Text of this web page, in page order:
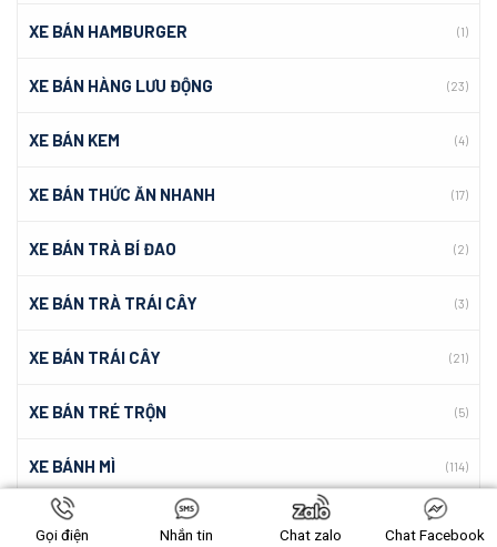
XE BÁN HAMBURGER (1)
XE BÁN HÀNG LƯU ĐỘNG (23)
XE BÁN KEM (4)
XE BÁN THỨC ĂN NHANH (17)
XE BÁN TRÀ BÍ ĐAO (2)
XE BÁN TRÀ TRÁI CÂY (3)
XE BÁN TRÁI CÂY (21)
XE BÁN TRÉ TRỘN (5)
XE BÁNH MÌ (114)
XE BÁNH MÌ CHẢ CÁ
Gọi điện Nhắn tin Chat zalo Chat Facebook